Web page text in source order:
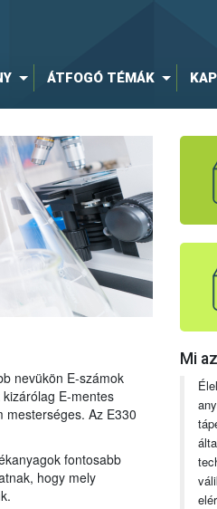
ÁTFOGÓ TÉMÁK
nevükön E-számok
E-mentes
mesterséges. Az E330
fontosabb
hogy mely
Mi